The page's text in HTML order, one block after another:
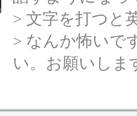
> 文字を打つと
> なんか怖いで
い。お願いしま